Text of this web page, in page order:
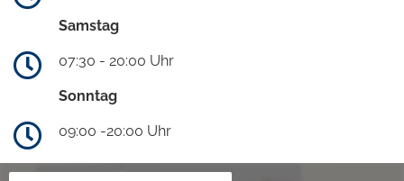
Samstag
07:30 - 20:00 Uhr
Sonntag
09:00 -20:00 Uhr